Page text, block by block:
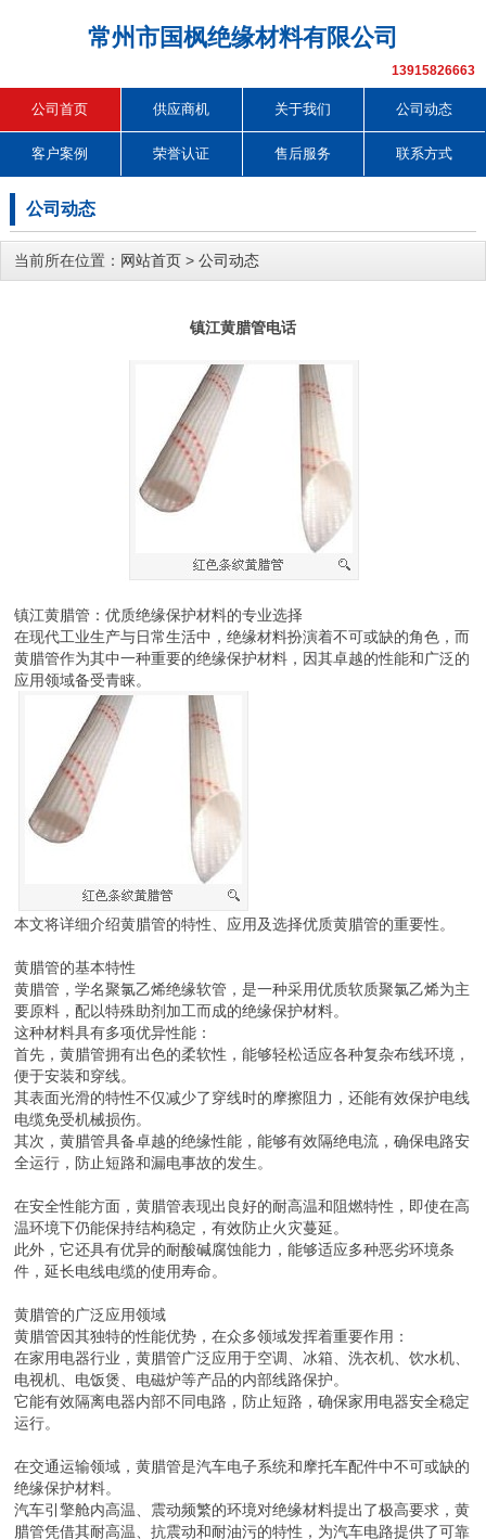
常州市国枫绝缘材料有限公司
13915826663
公司首页 供应商机 关于我们 公司动态
客户案例 荣誉认证 售后服务 联系方式
公司动态
当前所在位置： 网站首页 > 公司动态
镇江黄腊管电话
镇江黄腊管：优质绝缘保护材料的专业选择
在现代工业生产与日常生活中，绝缘材料扮演着不可或缺的角色，而
黄腊管作为其中一种重要的绝缘保护材料，因其卓越的性能和广泛的
应用领域备受青睐。
本文将详细介绍黄腊管的特性、应用及选择优质黄腊管的重要性。
黄腊管的基本特性
黄腊管，学名聚氯乙烯绝缘软管，是一种采用优质软质聚氯乙烯为主
要原料，配以特殊助剂加工而成的绝缘保护材料。
这种材料具有多项优异性能：
首先，黄腊管拥有出色的柔软性，能够轻松适应各种复杂布线环境，
便于安装和穿线。
其表面光滑的特性不仅减少了穿线时的摩擦阻力，还能有效保护电线
电缆免受机械损伤。
其次，黄腊管具备卓越的绝缘性能，能够有效隔绝电流，确保电路安
全运行，防止短路和漏电事故的发生。
在安全性能方面，黄腊管表现出良好的耐高温和阻燃特性，即使在高
温环境下仍能保持结构稳定，有效防止火灾蔓延。
此外，它还具有优异的耐酸碱腐蚀能力，能够适应多种恶劣环境条
件，延长电线电缆的使用寿命。
黄腊管的广泛应用领域
黄腊管因其独特的性能优势，在众多领域发挥着重要作用：
在家用电器行业，黄腊管广泛应用于空调、冰箱、洗衣机、饮水机、
电视机、电饭煲、电磁炉等产品的内部线路保护。
它能有效隔离电器内部不同电路，防止短路，确保家用电器安全稳定
运行。
在交通运输领域，黄腊管是汽车电子系统和摩托车配件中不可或缺的
绝缘保护材料。
汽车引擎舱内高温、震动频繁的环境对绝缘材料提出了极高要求，黄
腊管凭借其耐高温、抗震动和耐油污的特性，为汽车电路提供了可靠